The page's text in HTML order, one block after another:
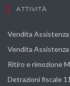
ATTIVITÀ
Vendita
Vendita
Ritiro e rimozione
Detrazioni fiscale